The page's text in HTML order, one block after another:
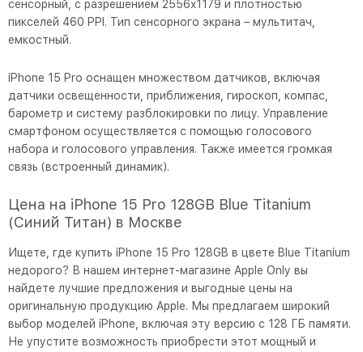
сенсорный, с разрешением 2556x1179 и плотностью
пикселей 460 PPI. Тип сенсорного экрана – мультитач,
емкостный.
iPhone 15 Pro оснащен множеством датчиков, включая
датчики освещенности, приближения, гироскоп, компас,
барометр и систему разблокировки по лицу. Управление
смартфоном осуществляется с помощью голосового
набора и голосового управления. Также имеется громкая
связь (встроенный динамик).
Цена на iPhone 15 Pro 128GB Blue Titanium
(Синий Титан) в Москве
Ищете, где купить iPhone 15 Pro 128GB в цвете Blue Titanium
недорого? В нашем интернет-магазине Apple Only вы
найдете лучшие предложения и выгодные цены на
оригинальную продукцию Apple. Мы предлагаем широкий
выбор моделей iPhone, включая эту версию с 128 ГБ памяти.
Не упустите возможность приобрести этот мощный и